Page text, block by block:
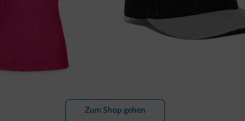
Zum Shop gehen